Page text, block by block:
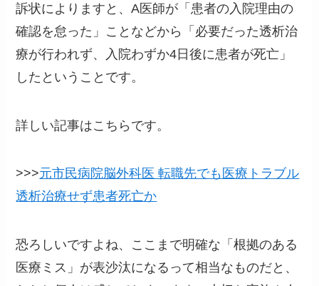
訴状によりますと、A医師が「患者の入院理由の
確認を怠った」ことなどから「必要だった透析治
療が行われず、入院わずか4日後に患者が死亡」
したということです。
詳しい記事はこちらです。
>>>元市民病院脳外科医 転職先でも医療ト ラブル
透析治療せず患者死亡か
恐ろしいですよね、ここまで明確な「根拠のある
医療ミス」が表沙汰になるって相当なものだと、